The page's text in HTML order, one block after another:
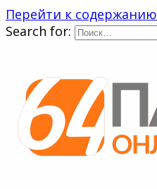
Перейти к содержанию
Search for: